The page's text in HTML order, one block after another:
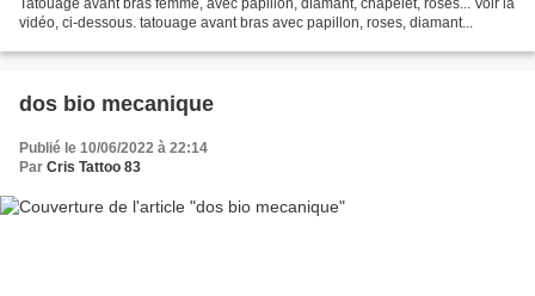
vidéo, ci-dessous. tatouage avant bras avec papillon, roses, diamant...
dos bio mecanique
Publié le 10/06/2022 à 22:14
Par Cris Tattoo 83